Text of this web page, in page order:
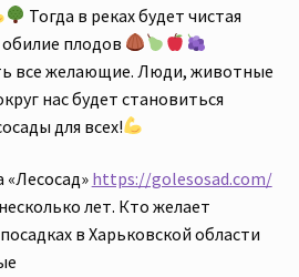
Тогда в реках будет чистая
обилие плодов
все желающие. Люди, животные
нас будет становиться
для всех!
«Лесосад» https://golesosad.com/
лет. Кто желает
в Харьковской области